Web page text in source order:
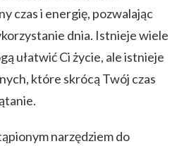
czas i energię, pozwalając
dnia. Istnieje wiele
ułatwić Ci życie, ale istnieje
które skrócą Twój czas
narzędziem do